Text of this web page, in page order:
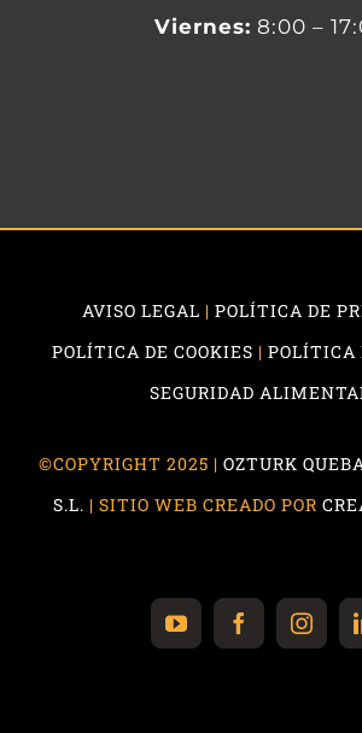
Viernes: 8:00 –
AVISO LEGAL | POLÍTICA DE
POLÍTICA DE COOKIES | POLÍTICA
SEGURIDAD
©COPYRIGHT 2025 | OZTURK
S.L. | SITIO WEB CREADO POR
YouTubeFacebook